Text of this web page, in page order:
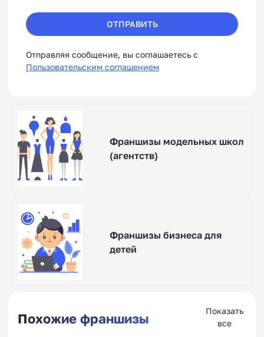
ОТПРАВИТЬ
Отправляя сообщение, вы соглашаетесь с
Пользовательским соглашением
Франшизы модельных школ
(агентств)
Франшизы бизнеса для
детей
Похожие франшизы
Показать
все